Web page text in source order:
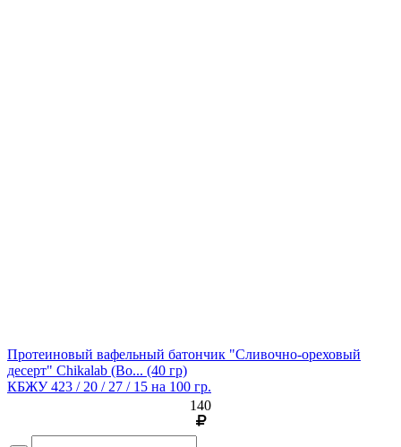
Протеиновый вафельный батончик "Сливочно-ореховый
десерт" Chikalab (Bo... (40 гр)
КБЖУ 423 / 20 / 27 / 15 на 100 гр.
140